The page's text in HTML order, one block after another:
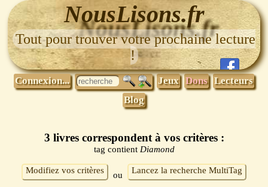
NousLisons.fr
Tout pour trouver votre prochaine lecture
!
Connexion... Jeux Dons Lecteurs
Blog
3 livres correspondent à vos critères :
tag contient Diamond
Modifiez vos critères ou Lancez la recherche MultiTag